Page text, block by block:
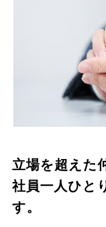
立場を超えた
社員一人ひと
す。